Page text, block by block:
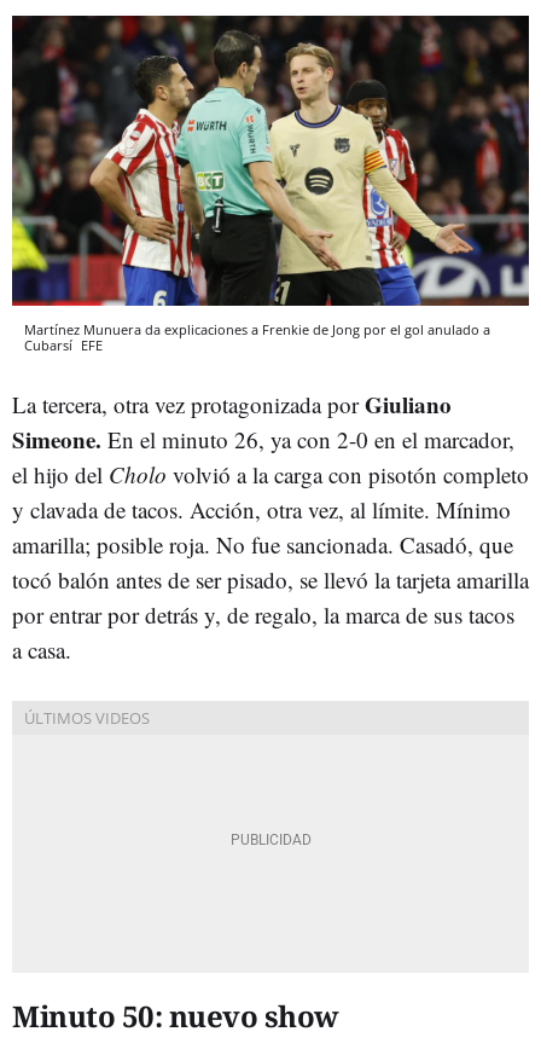
Martínez Munuera da explicaciones a Frenkie de Jong por el gol anulado a
Cubarsí EFE
La tercera, otra vez protagonizada porGiuliano
Simeone. En el minuto 26, ya con 2-0 en el marcador,
el hijo del Cholo volvió a la carga con pisotón completo
y clavada de tacos. Acción, otra vez, al límite. Mínimo
amarilla; posible roja. No fue sancionada. Casadó, que
tocó balón antes de ser pisado, se llevó la tarjeta amarilla
por entrar por detrás y, de regalo, la marca de sus tacos
a casa.
Minuto 50: nuevo show